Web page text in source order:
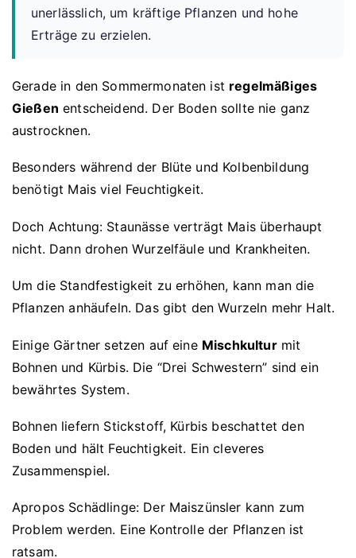
unerlässlich, um kräftige Pflanzen und hohe
Erträge zu erzielen.
Gerade in den Sommermonaten ist regelmäßiges
Gießen entscheidend. Der Boden sollte nie ganz
austrocknen.
Besonders während der Blüte und Kolbenbildung
benötigt Mais viel Feuchtigkeit.
Doch Achtung: Staunässe verträgt Mais überhaupt
nicht. Dann drohen Wurzelfäule und Krankheiten.
Um die Standfestigkeit zu erhöhen, kann man die
Pflanzen anhäufeln. Das gibt den Wurzeln mehr Halt.
Einige Gärtner setzen auf eine Mischkulturmit
Bohnen und Kürbis. Die “Drei Schwestern” sind ein
bewährtes System.
Bohnen liefern Stickstoff, Kürbis beschattet den
Boden und hält Feuchtigkeit. Ein cleveres
Zusammenspiel.
Apropos Schädlinge: Der Maiszünsler kann zum
Problem werden. Eine Kontrolle der Pflanzen ist
ratsam.